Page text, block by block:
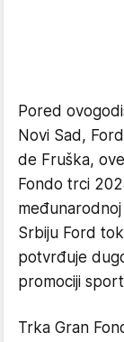
Pored
Novi Sad,
de Fruška,
Fondo trci
Srbiju Ford
potvrđuje
promociji
Trka Gran